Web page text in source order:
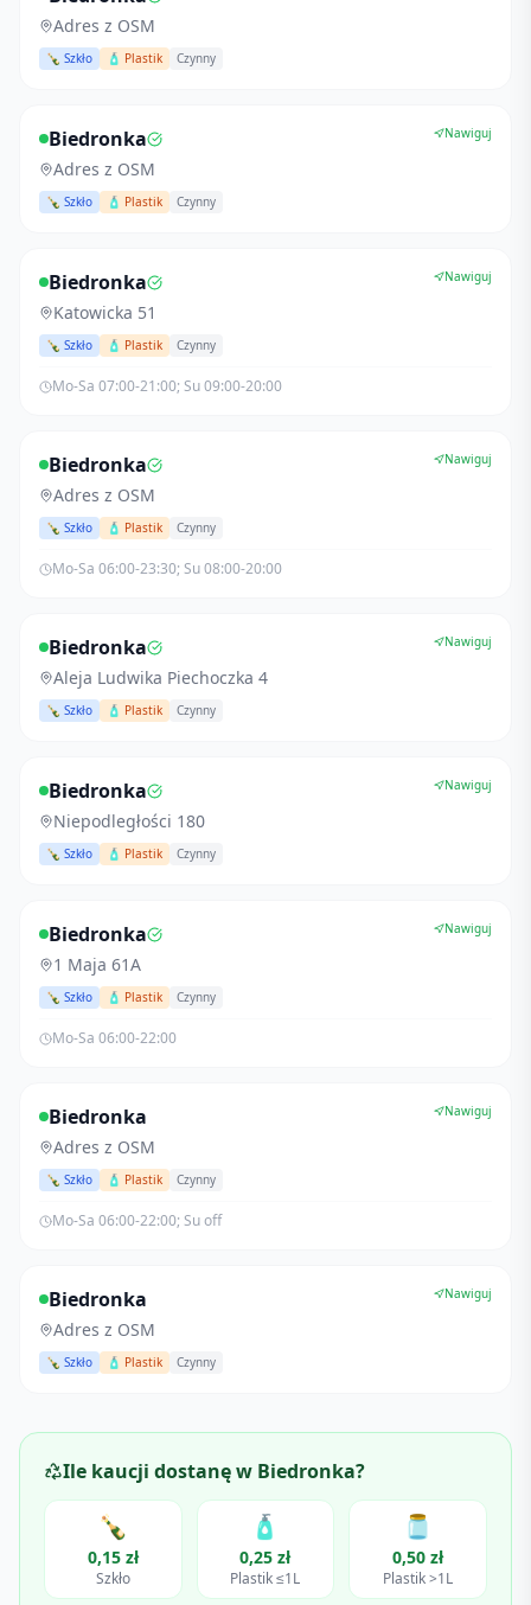
Adres z OSM
🍾 Szkło 🧴 Plastik Czynny
Biedronka
Adres z OSM
🍾 Szkło 🧴 Plastik Czynny
Nawiguj
Biedronka
Katowicka 51
🍾 Szkło 🧴 Plastik Czynny
Nawiguj
Mo-Sa 07:00-21:00; Su 09:00-20:00
Biedronka
Adres z OSM
🍾 Szkło 🧴 Plastik Czynny
Nawiguj
Mo-Sa 06:00-23:30; Su 08:00-20:00
Biedronka
Aleja Ludwika Piechoczka 4
🍾 Szkło 🧴 Plastik Czynny
Nawiguj
Biedronka
Niepodległości 180
🍾 Szkło 🧴 Plastik Czynny
Nawiguj
Biedronka
1 Maja 61A
🍾 Szkło 🧴 Plastik Czynny
Nawiguj
Mo-Sa 06:00-22:00
Biedronka
Adres z OSM
🍾 Szkło 🧴 Plastik Czynny
Nawiguj
Mo-Sa 06:00-22:00; Su off
Biedronka
Adres z OSM
🍾 Szkło 🧴 Plastik Czynny
Nawiguj
Ile kaucji dostanę w Biedronka?
🍾
0,15 zł
Szkło
🧴
0,25 zł
Plastik ≤1L
🫙
0,50 zł
Plastik >1L